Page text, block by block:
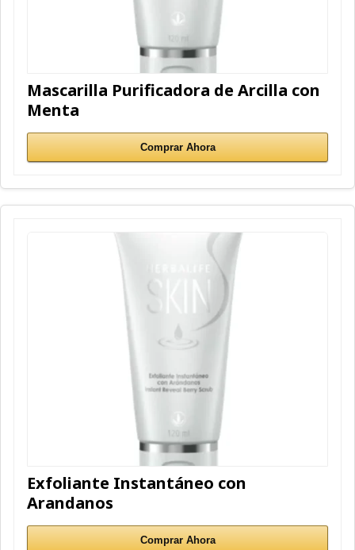
Mascarilla Purificadora de Arcilla con
Menta
Comprar Ahora
Exfoliante Instantáneo con
Arandanos
Comprar Ahora